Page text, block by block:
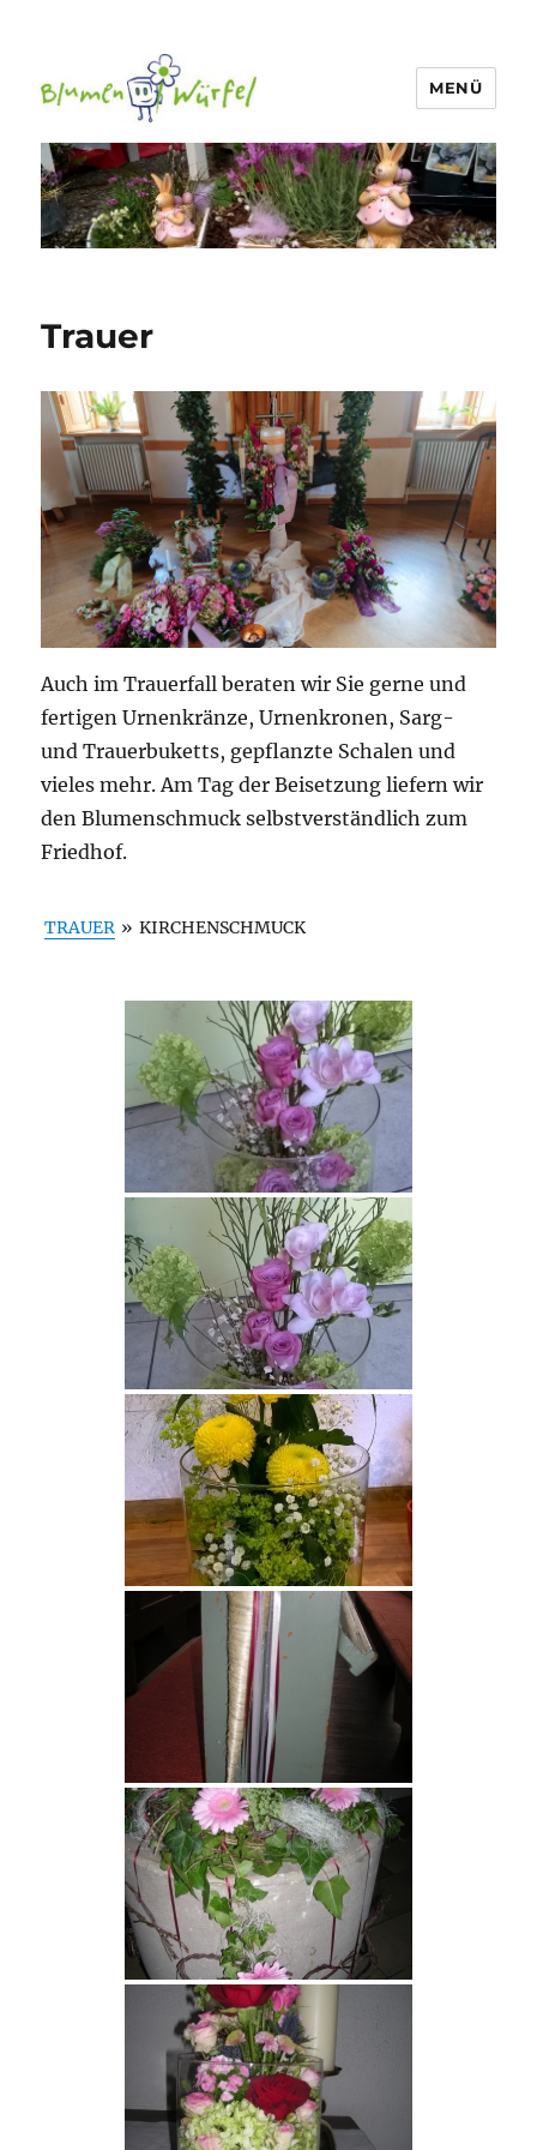
Blumen-Würfel
MENÜ
Trauer
Auch im Trauerfall beraten wir Sie gerne und
fertigen Urnenkränze, Urnenkronen, Sarg-
und Trauerbuketts, gepflanzte Schalen und
vieles mehr. Am Tag der Beisetzung liefern wir
den Blumenschmuck selbstverständlich zum
Friedhof.
TRAUER » KIRCHENSCHMUCK